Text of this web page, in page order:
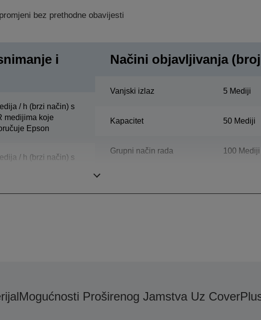
bez prethodne obavijesti
i
/ h (brzi način) s
medijima koje
Epson
/ h (brzi način) s
Načini objavljivanja
Vanjski izlaz 5 Mediji
Kapacitet 50 Mediji
Grupni način rada 100 Mediji
Mogućnosti Proširenog Jamstva Uz